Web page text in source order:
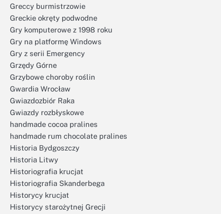
Greccy burmistrzowie
Greckie okręty podwodne
Gry komputerowe z 1998 roku
Gry na platformę Windows
Gry z serii Emergency
Grzędy Górne
Grzybowe choroby roślin
Gwardia Wrocław
Gwiazdozbiór Raka
Gwiazdy rozbłyskowe
handmade cocoa pralines
handmade rum chocolate pralines
Historia Bydgoszczy
Historia Litwy
Historiografia krucjat
Historiografia Skanderbega
Historycy krucjat
Historycy starożytnej Grecji